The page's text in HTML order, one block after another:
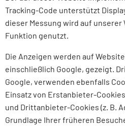
Tracking-Code unterstützt
dieser Messung wird auf
Funktion genutzt.
Die Anzeigen werden auf
einschließlich Google, gezeigt.
Google, verwenden ebenfalls
Einsatz von Erstanbieter-
und Drittanbieter-Cookies (z. B.
Grundlage Ihrer früheren